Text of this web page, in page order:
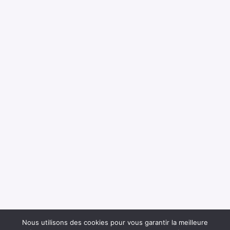
Nous utilisons des cookies pour vous garantir la meilleure